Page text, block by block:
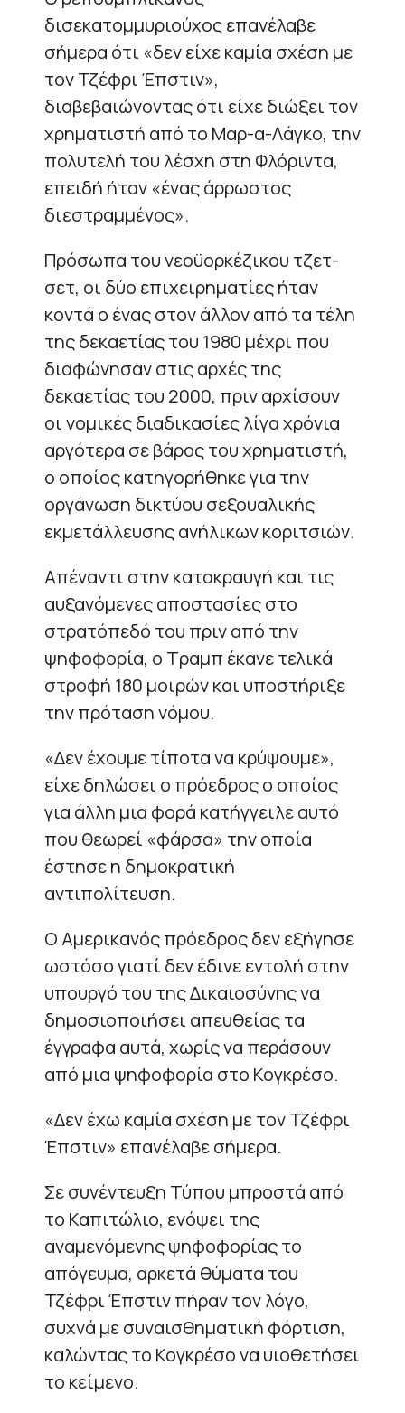
δισεκατομμυριούχος επανέλαβε
σήμερα ότι «δεν είχε καμία σχέση με
τον Τζέφρι Έπστιν»,
διαβεβαιώνοντας ότι είχε διώξει τον
χρηματιστή από το Μαρ-α-Λάγκο, την
πολυτελή του λέσχη στη Φλόριντα,
επειδή ήταν «ένας άρρωστος
διεστραμμένος».
Πρόσωπα του νεοϋορκέζικου τζετ-
σετ, οι δύο επιχειρηματίες ήταν
κοντά ο ένας στον άλλον από τα τέλη
της δεκαετίας του 1980 μέχρι που
διαφώνησαν στις αρχές της
δεκαετίας του 2000, πριν αρχίσουν
οι νομικές διαδικασίες λίγα χρόνια
αργότερα σε βάρος του χρηματιστή,
ο οποίος κατηγορήθηκε για την
οργάνωση δικτύου σεξουαλικής
εκμετάλλευσης ανήλικων κοριτσιών.
Απέναντι στην κατακραυγή και τις
αυξανόμενες αποστασίες στο
στρατόπεδό του πριν από την
ψηφοφορία, ο Τραμπ έκανε τελικά
στροφή 180 μοιρών και υποστήριξε
την πρόταση νόμου.
«Δεν έχουμε τίποτα να κρύψουμε»,
είχε δηλώσει ο πρόεδρος ο οποίος
για άλλη μια φορά κατήγγειλε αυτό
που θεωρεί «φάρσα» την οποία
έστησε η δημοκρατική
αντιπολίτευση.
Ο Αμερικανός πρόεδρος δεν εξήγησε
ωστόσο γιατί δεν έδινε εντολή στην
υπουργό του της Δικαιοσύνης να
δημοσιοποιήσει απευθείας τα
έγγραφα αυτά, χωρίς να περάσουν
από μια ψηφοφορία στο Κογκρέσο.
«Δεν έχω καμία σχέση με τον Τζέφρι
Έπστιν» επανέλαβε σήμερα.
Σε συνέντευξη Τύπου μπροστά από
το Καπιτώλιο, ενόψει της
αναμενόμενης ψηφοφορίας το
απόγευμα, αρκετά θύματα του
Τζέφρι Έπστιν πήραν τον λόγο,
συχνά με συναισθηματική φόρτιση,
καλώντας το Κογκρέσο να υιοθετήσει
το κείμενο.